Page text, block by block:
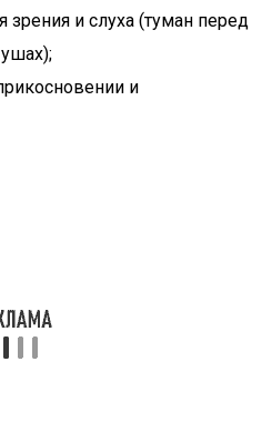
и слуха (туман перед
и